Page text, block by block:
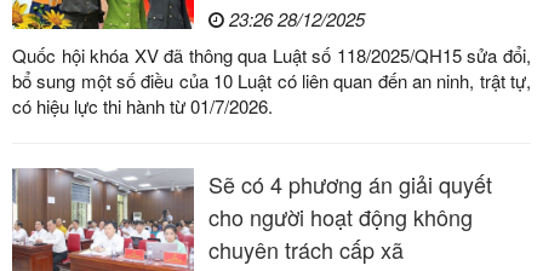
23:26 28/12/2025
Quốc hội khóa XV đã thông qua Luật số 118/2025/QH15 sửa đổi,
bổ sung một số điều của 10 Luật có liên quan đến an ninh, trật tự,
có hiệu lực thi hành từ 01/7/2026.
Sẽ có 4 phương án giải quyết
cho người hoạt động không
chuyên trách cấp xã